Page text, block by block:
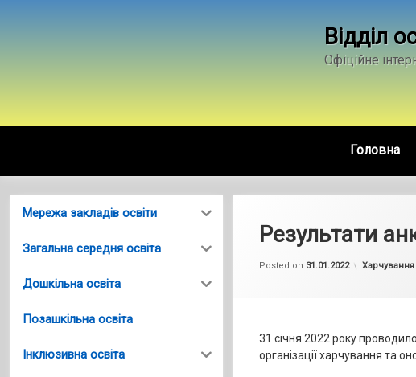
Відділ
Офіційне
Головна
Результати
Posted on 31.01.2022
by
Categories:
Харчування
31 січня 2022 року
організації харчування та
Мережа закладів освіти
Загальна середня освіта
Дошкільна освіта
Позашкільна освіта
Інклюзивна освіта